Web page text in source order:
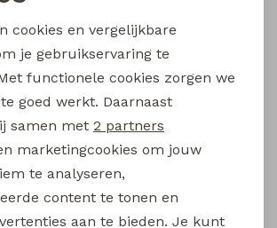
Sale
213875 W20010 dames T-shirt km Petrol
City Life
14,99 19,99
214289 W20030 dames T-shirt km Bruin donker
City Life
cookies
cookies
cookies
cookies en vergelijkbare
je gebruikservaring te
functionele cookies zorgen we
goed werkt. Daarnaast
samen met 2 partners
marketingcookies om jouw
te analyseren,
content te tonen en
aan te bieden. Je kunt